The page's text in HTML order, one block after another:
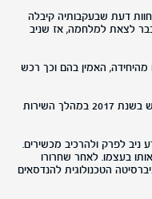
דעת שבעקבותיה קיבלה
לצאת למלחמה, אז שניב
האמין בהם וכך רכש
את ליאור, אף היא לוחמת, בגדוד "ברדלס", פגש בשנת 2017 במהלך השירות
ניב לפרק ולהרכיב מכשירים.
בעצמו. לאחר שחרורו
הטכנולוגית להנדסאים